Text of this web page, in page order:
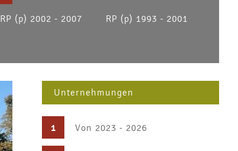
RP (p) 2002 - 2007 RP (p) 1993 - 2001
Unternehmungen
1 Von 2023 - 2026